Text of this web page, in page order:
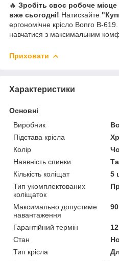
🔥 Зробіть своє робоче
вже сьогодні! Натискайте
ергономічне крісло Bonro B-
навчатися з максимальним
Приховати
Характеристики
Основні
Виробник
Підстава крісла
Колір
Наявність спинки
Кількість коліщат
5
Тип укомплектованих
коліщаток
Максимально допустиме
навантаження
Гарантійний термін
Стан
Тип крісла